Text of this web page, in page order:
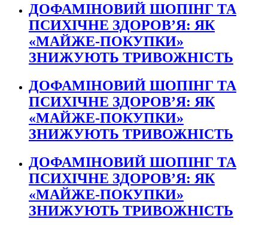
ДОФАМІНОВИЙ ШОПІНГ ТА
ПСИХІЧНЕ ЗДОРОВ’Я: ЯК
«МАЙЖЕ-ПОКУПКИ»
ЗНИЖУЮТЬ ТРИВОЖНІСТЬ
ДОФАМІНОВИЙ ШОПІНГ ТА
ПСИХІЧНЕ ЗДОРОВ’Я: ЯК
«МАЙЖЕ-ПОКУПКИ»
ЗНИЖУЮТЬ ТРИВОЖНІСТЬ
ДОФАМІНОВИЙ ШОПІНГ ТА
ПСИХІЧНЕ ЗДОРОВ’Я: ЯК
«МАЙЖЕ-ПОКУПКИ»
ЗНИЖУЮТЬ ТРИВОЖНІСТЬ